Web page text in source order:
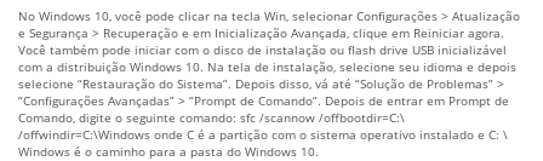
No Windows 10, você pode clicar na tecla Win, selecionar Configurações > Atualização
e Segurança > Recuperação e em Inicialização Avançada, clique em Reiniciar agora.
Você também pode iniciar com o disco de instalação ou flash drive USB inicializável
com a distribuição Windows 10. Na tela de instalação, selecione seu idioma e depois
selecione “Restauração do Sistema”. Depois disso, vá até “Solução de Problemas” >
“Configurações Avançadas” > “Prompt de Comando”. Depois de entrar em Prompt de
Comando, digite o seguinte comando: sfc /scannow /offbootdir=C:\
/offwindir=C:\Windows onde C é a partição com o sistema operativo instalado e C: \
Windows é o caminho para a pasta do Windows 10.